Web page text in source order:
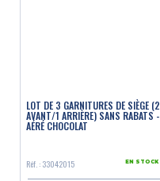
LOT DE 3 GARNITURES DE SIÈGE (2
AVANT/1 ARRIÈRE) SANS RABATS -
AÉRÉ CHOCOLAT
Réf. : 33042015 EN STOCK